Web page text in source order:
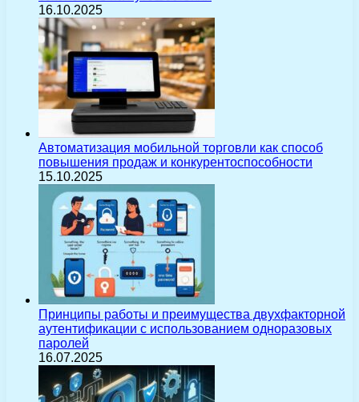
16.10.2025
Автоматизация мобильной торговли как способ
повышения продаж и конкурентоспособности
15.10.2025
Принципы работы и преимущества двухфакторной
аутентификации с использованием одноразовых
паролей
16.07.2025